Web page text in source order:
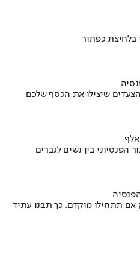
בלחיצת כפתור
שיצילו את הכסף שלכם
הפנסיוני בין נשים לגברים
אם תתחילו מוקדם. כך תבנו עתיד